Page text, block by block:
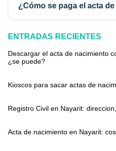
¿Cómo se paga el acta
ENTRADAS RECIENTES
Descargar el acta de nacimiento
¿se puede?
Kioscos para sacar actas de
Registro Civil en Nayarit:
Acta de nacimiento en Nayarit: